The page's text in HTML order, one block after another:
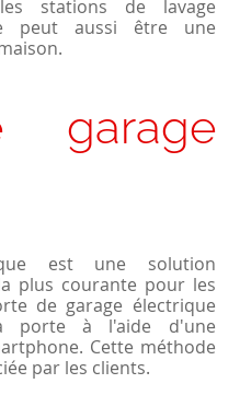
stations de lavage
peut aussi être une
garage
est une solution
plus courante pour les
de garage électrique
porte à l'aide d'une
Cette méthode
par les clients.